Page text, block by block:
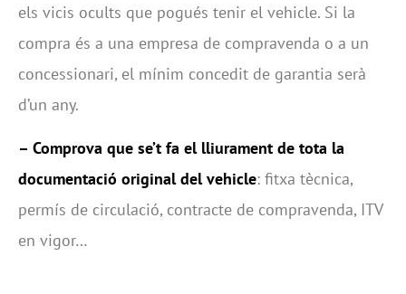
els vicis ocults que pogués tenir el vehicle. Si la
compra és a una empresa de compravenda o a un
concessionari, el mínim concedit de garantia serà
d’un any.
– Comprova que se’t fa el lliurament de tota la
documentació original del vehicle: fitxa tècnica,
permís de circulació, contracte de compravenda, ITV
en vigor…